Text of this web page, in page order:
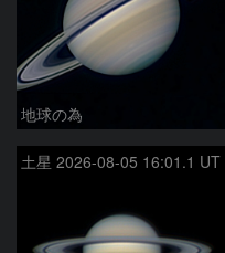
地球の為
土星 2026-08-05 16:01.1 UT